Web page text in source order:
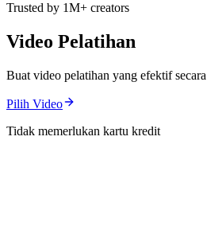
Trusted by 1M+ creators
Video Pelatihan
Buat video pelatihan yang efektif
Pilih Video
Tidak memerlukan kartu kredit